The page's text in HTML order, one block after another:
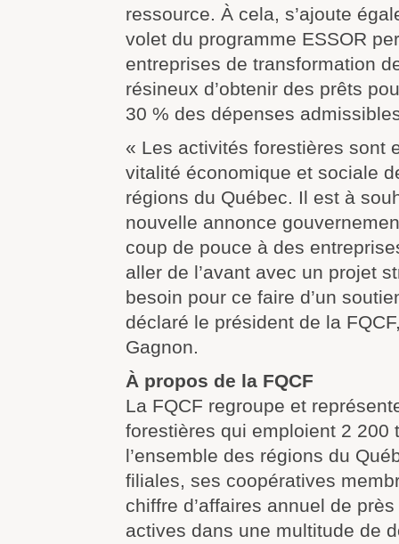
ressource. À cela, s’ajoute
volet du programme ESSOR
entreprises de transformation
résineux d’obtenir des prêts
30 % des dépenses
« Les activités forestières sont
vitalité économique et sociale
régions du Québec. Il est à
nouvelle annonce
coup de pouce à des
aller de l’avant avec un projet
besoin pour ce faire d’un
déclaré le président de la
Gagnon.
À propos de la FQCF
La FQCF regroupe et
forestières qui emploient 2 200
l’ensemble des régions du
filiales, ses coopératives
chiffre d’affaires annuel de
actives dans une multitude de